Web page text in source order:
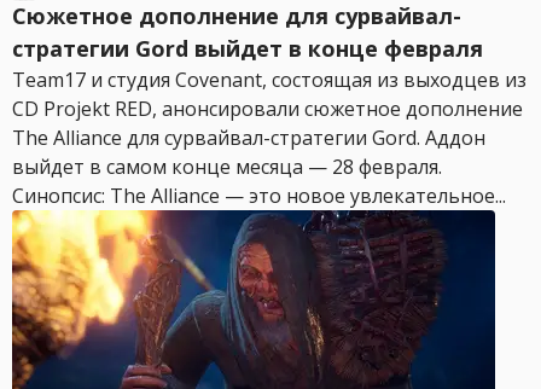
Сюжетное дополнение для сурвайвал-
стратегии Gord выйдет в конце февраля
Team17 и студия Covenant, состоящая из выходцев из
CD Projekt RED, анонсировали сюжетное дополнение
The Alliance для сурвайвал-стратегии Gord. Аддон
выйдет в самом конце месяца — 28 февраля.
Синопсис: The Alliance — это новое увлекательное...